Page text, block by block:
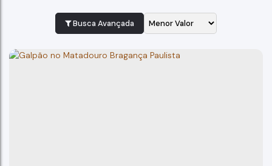
Busca Avançada